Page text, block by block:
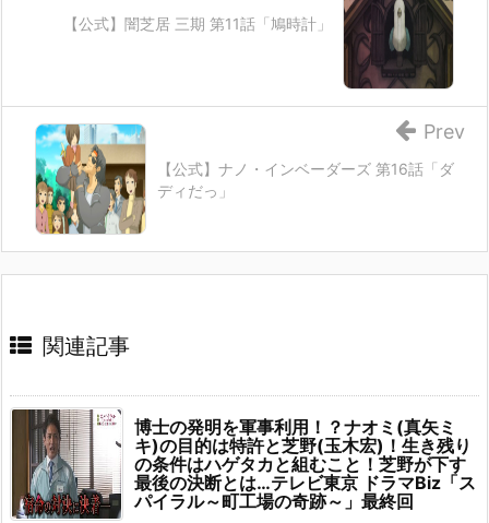
【公式】闇芝居 三期 第11話「鳩時計」
【公式】ナノ・インベーダーズ 第16話「ダ
ディだっ」
Prev
関連記事
博士の発明を軍事利用！？ナオミ(真矢ミ
キ)の目的は特許と芝野(玉木宏)！生き残り
の条件はハゲタカと組むこと！芝野が下す
最後の決断とは…テレビ東京 ドラマBiz「ス
パイラル～町工場の奇跡～」最終回